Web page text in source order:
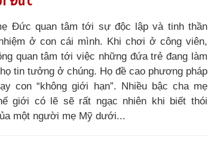
Đức quan tâm tới sự độc lập và tinh thần
ở con cái mình. Khi chơi ở công viên,
quan tâm tới việc những đứa trẻ đang làm
tin tưởng ở chúng. Họ đề cao phương pháp
con “không giới hạn”. Nhiều bậc cha mẹ
giới có lẽ sẽ rất ngạc nhiên khi biết thói
một người mẹ Mỹ dưới...